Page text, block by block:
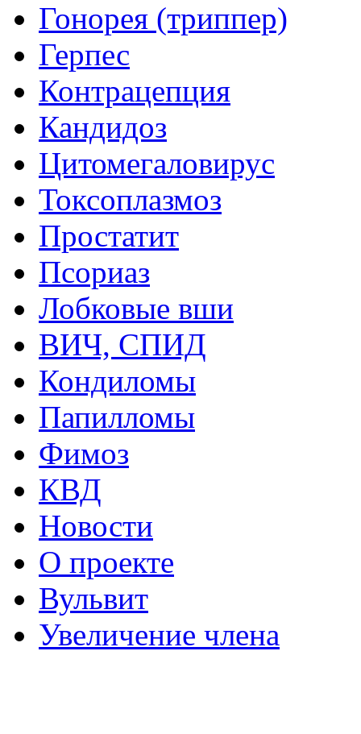
Гонорея (триппер)
Герпес
Контрацепция
Кандидоз
Цитомегаловирус
Токсоплазмоз
Простатит
Псориаз
Лобковые вши
ВИЧ, СПИД
Кондиломы
Папилломы
Фимоз
КВД
Новости
О проекте
Вульвит
Увеличение члена